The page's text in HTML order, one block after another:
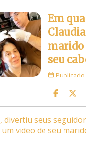
Em
seu
Publicado
divertiu seus
vídeo de seu